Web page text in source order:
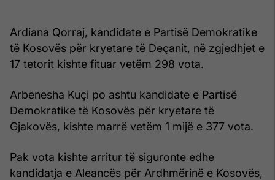
Ardiana Qorraj, kandidate e Partisë Demokratike
të Kosovës për kryetare të Deçanit, në zgjedhjet e
17 tetorit kishte fituar vetëm 298 vota.
Arbenesha Kuçi po ashtu kandidate e Partisë
Demokratike të Kosovës për kryetare të
Gjakovës, kishte marrë vetëm 1 mijë e 377 vota.
Pak vota kishte arritur të siguronte edhe
kandidatja e Aleancës për Ardhmërinë e Kosovës,